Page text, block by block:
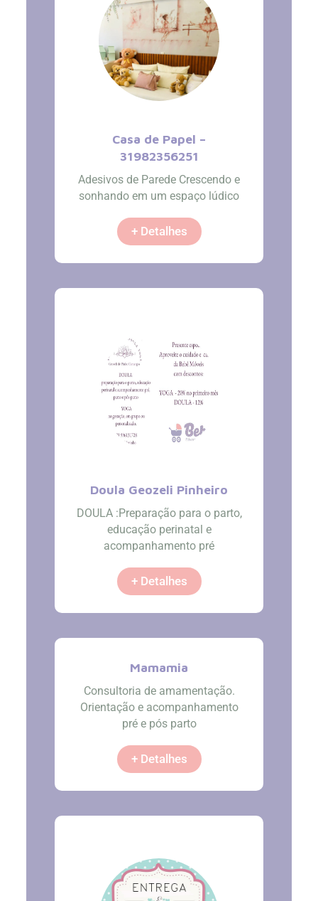
Casa de Papel –
31982356251
Adesivos de Parede Crescendo e
sonhando em um espaço lúdico
+ Detalhes
Doula Geozeli Pinheiro
DOULA :Preparação para o parto,
educação perinatal e
acompanhamento pré
+ Detalhes
Mamamia
Consultoria de amamentação.
Orientação e acompanhamento
pré e pós parto
+ Detalhes